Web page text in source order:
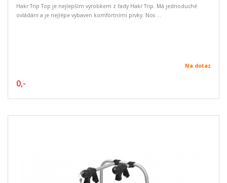
Hakr Trip Top je nejlepším výrobkem z řady Hakr Trip. Má jednoduché
ovládání a je nejlépe vybaven komfortními prvky. Nos ...
Na dotaz
0,-